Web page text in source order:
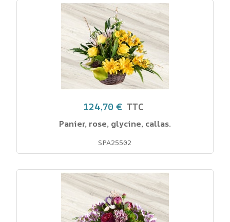
124,70 € TTC
Panier, rose, glycine, callas.
SPA25502